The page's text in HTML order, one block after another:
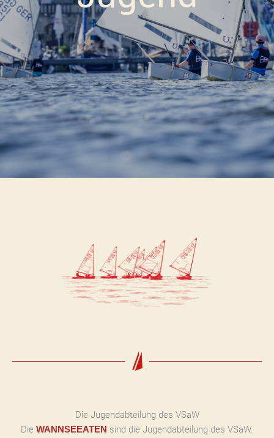
Die Jugendabteilung des VSaW
Die WANNSEEATEN sind die Jugendabteilung des VSaW.